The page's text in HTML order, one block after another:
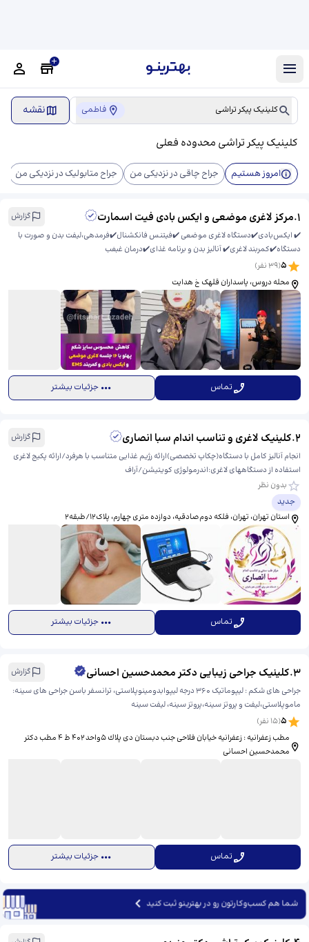
کلینیک پیکر تراشی فاطمی نقشه
کلینیک پیکر تراشی محدوده فعلی
امروز هستیم جراح چاقی در نزدیکی من جراح متابولیک در نزدیکی من
1
.مرکز لاغری موضعی و ایکس بادی فیت اسمارت
گزارش
✔️ ایکس‌بادی✔️دستگاه لاغری موضعی ✔️فیتنس فانکشنال✔️فرمدهی،لیفت بدن و صورت با
دستگاه✔️کمربند لاغری✔️ آنالیز بدن و برنامه غذای✔️درمان غبغب
5
(
39نفر)
محله دروس، پاسداران قلهک خ هدایت
تماس جزئیات بیشتر
2
.کلینیک لاغری و تناسب اندام سبا انصاری
گزارش
انجام آنالیز کامل با دستگاه(چکاپ تخصصی)ارائه رژیم غذایی متناسب با هرفرد/ارائه پکیج لاغری‌
استفاده از دستگاههای لاغری:اندرمولوژی کویتیشن/آراف
بدون نظر
جدید
استان تهران، تهران، فلکه دوم‌صادقیه، دوازده متری چهارم، ​پلاک۱۲/طبقه۲
تماس جزئیات بیشتر
3
.کلینیک جراحی زیبایی دکتر محمدحسین احسانی
گزارش
جراحی های شکم : لیپوماتیک ۳۶۰ درجه لیپوابدومینوپلاستی، ترانسفر باسن جراحی های سینه:
ماموپلاستی،لیفت و پروتز سینه،پروتز سینه، لیفت سینه
5
(
15 نفر)
مطب زعفرانیه : زعفرانيه خيابان فلاحى جنب دبستان دى پلاك ٥واحد ٤٠٢ ط ٤ مطب دکتر
محمدحسین احسانی
تماس جزئیات بیشتر
شما هم کسب‌وکارتون رو در بهترینو ثبت کنید